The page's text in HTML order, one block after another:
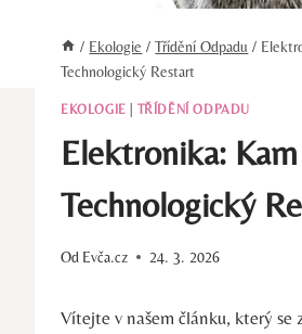
/ Ekologie / Třídění Odpadu /
Technologický Restart
EKOLOGIE TŘÍDĚNÍ ODPADU
Elektronika:
Technologický
Od Evča.cz 24. 3. 2026
Vítejte v našem článku, který se